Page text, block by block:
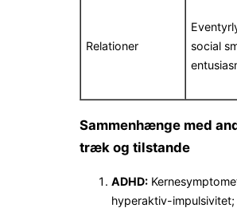
Relationer
social
Sammenhænge med
træk og tilstande
ADHD:
hyperaktiv-impulsivitet;